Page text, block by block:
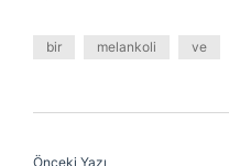
bir melankoli ve
Önceki Yazı